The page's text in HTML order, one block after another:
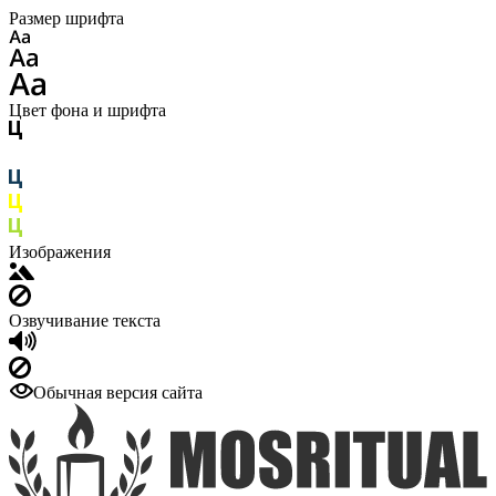
Размер шрифта
Цвет фона и шрифта
Изображения
Озвучивание текста
Обычная версия сайта